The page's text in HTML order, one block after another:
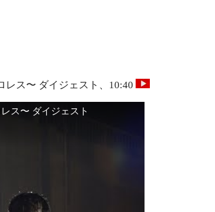
レス〜 ダイジェスト、10:40
ス〜 ダイジェスト